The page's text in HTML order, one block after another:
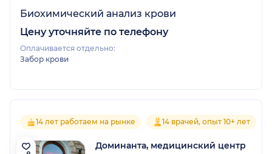
Биохимический анализ крови
Цену уточняйте по телефону
Оплачивается отдельно:
Забор крови
14 лет работаем на рынке 14 врачей, опыт 10+ лет
Доминанта, медицинский центр